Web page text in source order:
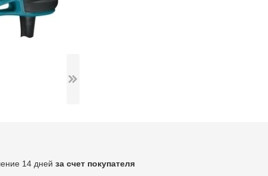
14 дней за счет покупателя